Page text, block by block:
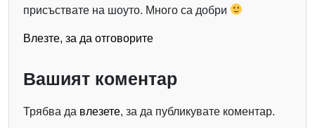
присъствате на шоуто. Много са добри
Влезте, за да отговорите
Вашият коментар
Трябва да влезете, за да публикувате коментар.